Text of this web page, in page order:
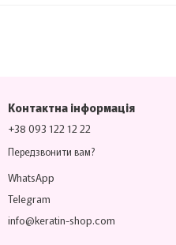
Контактна інформація
+38 093 122 12 22
Передзвонити вам?
WhatsApp
Telegram
info@keratin-shop.com